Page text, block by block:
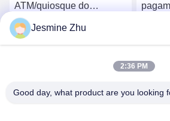
ATM/quiosque do
pagamento/máquina do
pagamento com
componentes da
segurança e Desgin feito
China
Obtenha o melhor preço
Jesmine Zhu
2:36 PM
Good day, what product are you looking